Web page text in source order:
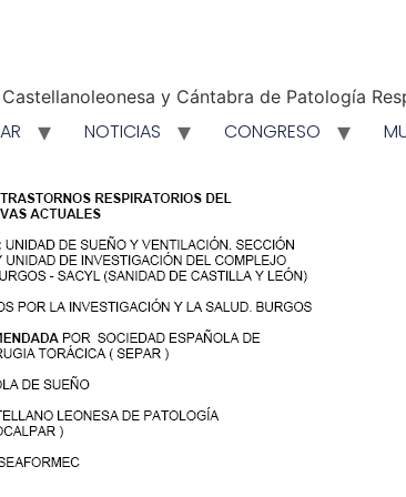
y Cántabra de Patología
NOTICIAS CONGRESO